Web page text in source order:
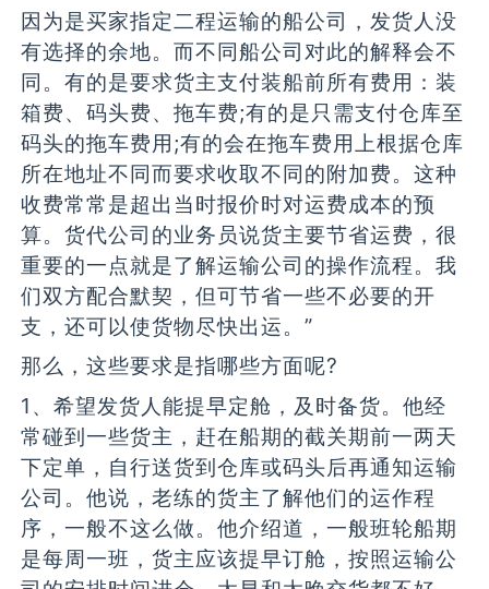
因为是买家指定二程运输的船公司，发货人没
有选择的余地。而不同船公司对此的解释会不
同。有的是要求货主支付装船前所有费用：装
箱费、码头费、拖车费;有的是只需支付仓库至
码头的拖车费用;有的会在拖车费用上根据仓库
所在地址不同而要求收取不同的附加费。这种
收费常常是超出当时报价时对运费成本的预
算。货代公司的业务员说货主要节省运费，很
重要的一点就是了解运输公司的操作流程。我
们双方配合默契，但可节省一些不必要的开
支，还可以使货物尽快出运。”
那么，这些要求是指哪些方面呢?
1、希望发货人能提早定舱，及时备货。他经
常碰到一些货主，赶在船期的截关期前一两天
下定单，自行送货到仓库或码头后再通知运输
公司。他说，老练的货主了解他们的运作程
序，一般不这么做。他介绍道，一般班轮船期
是每周一班，货主应该提早订舱，按照运输公